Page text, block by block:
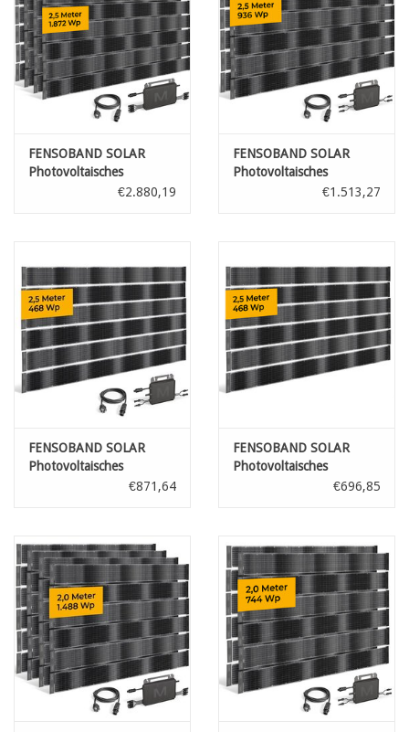
FENSOBAND SOLAR
Photovoltaisches
Sichtschutzstreifen€2.880,19
FENSOBAND SOLAR
Photovoltaisches
Sichtschutzstreifen€1.513,27
FENSOBAND SOLAR
Photovoltaisches
Sichtschutzstreifen€871,64
FENSOBAND SOLAR
Photovoltaisches
Sichtschutzstreifen€696,85